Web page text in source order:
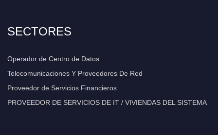
SECTORES
Operador de Centro de Datos
Telecomunicaciones Y Proveedores De Red
Proveedor de Servicios Financieros
PROVEEDOR DE SERVICIOS DE IT / VIVIENDAS DEL SISTEMA